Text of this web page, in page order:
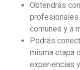
Obtendrás
profesionales
comunes y a
Podrás
misma etapa
experiencias